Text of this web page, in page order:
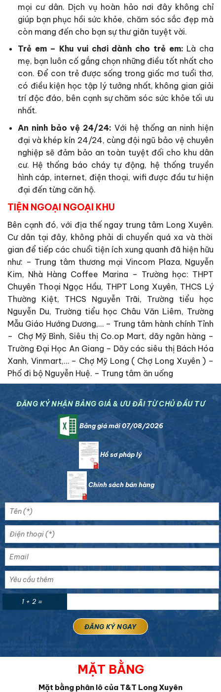
mọi cư dân. Dịch vụ hoàn hảo nơi đây không chỉ
giúp bạn phục hồi sức khỏe, chăm sóc sắc đẹp mà
còn mang đến cho bạn sự thư giãn tuyệt vời.
Trẻ em – Khu vui chơi dành cho trẻ em: Là cha
mẹ, bạn luôn cố gắng chọn những điều tốt nhất cho
con. Để con trẻ được sống trong giấc mơ tuổi thơ,
có điều kiện học tập lý tưởng nhất, không gian giải
trí độc đáo, bên cạnh sự chăm sóc sức khỏe tối ưu
nhất.
An ninh bảo vệ 24/24: Với hệ thống an ninh hiện
đại và khép kín 24/24, cùng đội ngũ bảo vệ chuyên
nghiệp sẽ đảm bảo an toàn tuyệt đối cho khu dân
cư. Hệ thống báo cháy tự động, hệ thống truyền
hình cáp, internet, điện thoại, wifi được đầu tư hiện
đại đến từng căn hộ.
TIỆN NGOẠI NGOẠI KHU
Bên cạnh đó, với địa thế ngay trung tâm Long Xuyên.
Cư dân tại đây, không phải di chuyển quá xa và thời
gian để tiếp các chuổi tiện ích xung quanh đã hiện hữu
như: – Trung tâm thương mại Vincom Plaza, Nguyễn
Kim, Nhà Hàng Coffee Marina – Trường học: THPT
Chuyên Thoại Ngọc Hầu, THPT Long Xuyên, THCS Lý
Thường Kiệt, THCS Nguyễn Trãi, Trường tiểu học
Nguyễn Du, Trường tiểu học Châu Văn Liêm, Trường
Mẫu Giáo Hướng Dương,… – Trung tâm hành chính Tỉnh
– Chợ Mỹ Bình, Siêu thị Co.op Mart, dãy ngân hàng –
Trường Đại Học An Giang – Dãy các siêu thị Bách Hóa
Xanh, Vinmart,… – Chợ Mỹ Long ( Chợ Long Xuyên ) –
Phố đi bộ Nguyễn Huệ. – Trung tâm ăn uống
ĐĂNG KÝ NHẬN BẢNG GIÁ & ƯU ĐÃI TỪ CHỦ ĐẦU TƯ
Bảng giá mới 07/08/2026
Hồ sơ pháp lý
Chính sách bán hàng
1 + 2 =
MẶT BẰNG
Mặt bằng phân lô của T&T Long Xuyên